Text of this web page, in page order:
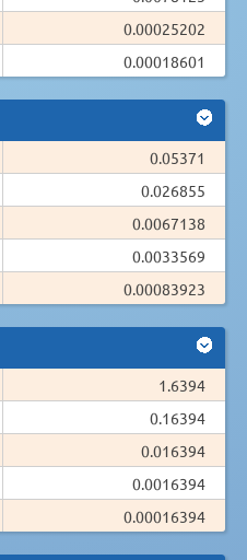
0.00025202
0.00018601
0.05371
0.026855
0.0067138
0.0033569
0.00083923
1.6394
0.16394
0.016394
0.0016394
0.00016394